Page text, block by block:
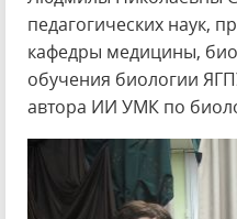
педагогических наук,
кафедры медицины,
обучения биологии
автора ИИ УМК по